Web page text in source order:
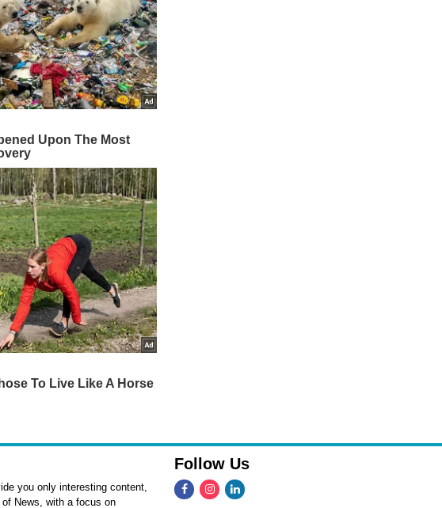
you only interesting content,
News, with a focus on
Follow Us